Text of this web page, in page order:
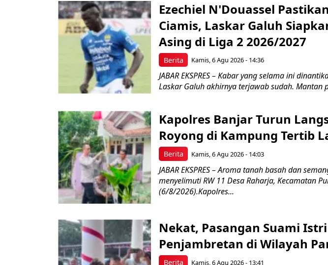
Berita
Ezechiel N'Douassel
Ciamis, Laskar Galuh
Asing di Liga 2 2026/2027
Kamis, 6 Agu 2026 - 14:36
JABAR EKSPRES – Kabar yang selama ini
Laskar Galuh akhirnya terjawab sudah. Mantan
Berita
Kapolres Banjar Turun
Royong di Kampung Tertib
Kamis, 6 Agu 2026 - 14:03
JABAR EKSPRES – Aroma tanah basah dan
menyelimuti RW 11 Desa Raharja, Kecamatan
(6/8/2026).Kapolres...
Berita
Nekat, Pasangan Suami
Penjambretan di Wilayah
Kamis, 6 Agu 2026 - 13:41